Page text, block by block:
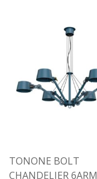
TONONE BOLT
CHANDELIER 6ARM